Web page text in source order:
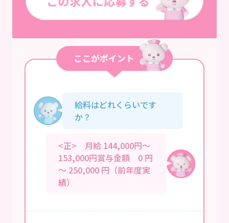
給料はどれくらいです
か？
<正> 月給 144,000円～
153,000円賞与金額 0 円
～ 250,000 円（前年度実
績）